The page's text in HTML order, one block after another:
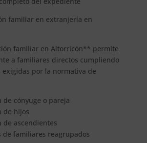
familiar en extranjería en
familiar en Altorricón** permite
a familiares directos cumpliendo
exigidas por la normativa de
de cónyuge o pareja
de hijos
de ascendientes
de familiares reagrupados